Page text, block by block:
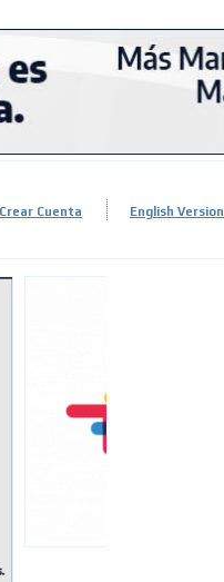
Crear Cuenta English Version